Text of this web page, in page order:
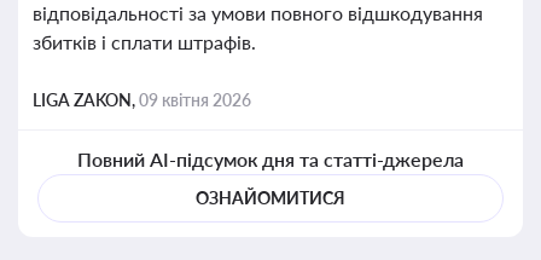
відповідальності за умови повного відшкодування
збитків і сплати штрафів.
LIGA ZAKON,09 квітня 2026
Повний AI-підсумок дня та статті-джерела
ОЗНАЙОМИТИСЯ